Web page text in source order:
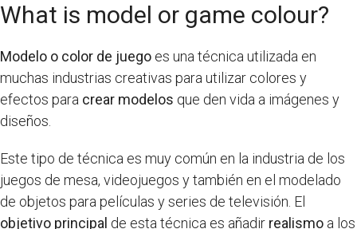
What is model or game colour?
Modelo o color de juego es una técnica utilizada en
muchas industrias creativas para utilizar colores y
efectos para crear modelos que den vida a imágenes y
diseños.
Este tipo de técnica es muy común en la industria de los
juegos de mesa, videojuegos y también en el modelado
de objetos para películas y series de televisión. El
objetivo principal de esta técnica es añadir realismo a los